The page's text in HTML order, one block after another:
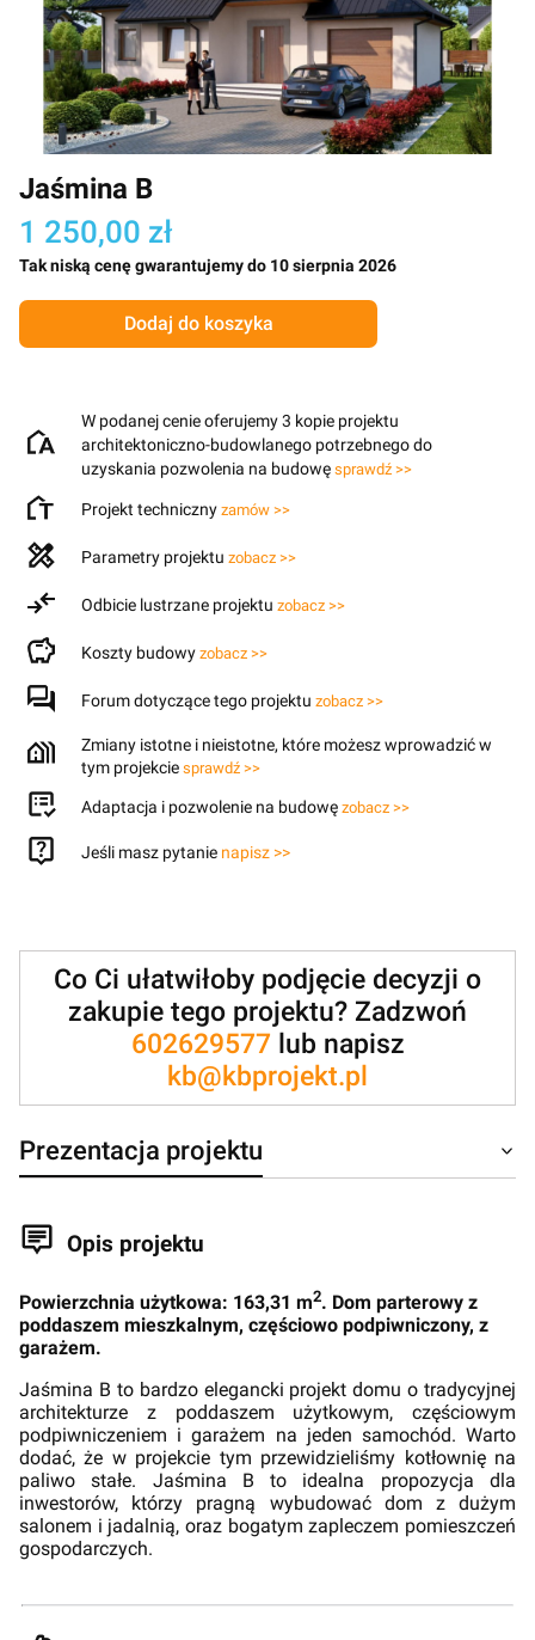
Jaśmina B
1 250,00 zł
Tak niską cenę gwarantujemy do 10 sierpnia 2026
Dodaj do koszyka
W podanej cenie oferujemy 3 kopie projektu
architektoniczno-budowlanego potrzebnego do
uzyskania pozwolenia na budowę sprawdź >>
Projekt techniczny zamów >>
Parametry projektu zobacz >>
Odbicie lustrzane projektu zobacz >>
Koszty budowy zobacz >>
Forum dotyczące tego projektu zobacz >>
Zmiany istotne i nieistotne, które możesz wprowadzić w
tym projekcie sprawdź >>
Adaptacja i pozwolenie na budowę zobacz >>
Jeśli masz pytanie napisz >>
Co Ci ułatwiłoby podjęcie decyzji o
zakupie tego projektu? Zadzwoń
602629577lub napisz
kb@kbprojekt.pl
Prezentacja projektu
Opis projektu
Powierzchnia użytkowa: 163,31 m2. Dom parterowy z
poddaszem mieszkalnym, częściowo podpiwniczony, z
garażem.
Jaśmina B to bardzo elegancki projekt domu o tradycyjnej
architekturze z poddaszem użytkowym, częściowym
podpiwniczeniem i garażem na jeden samochód. Warto
dodać, że w projekcie tym przewidzieliśmy kotłownię na
paliwo stałe. Jaśmina B to idealna propozycja dla
inwestorów, którzy pragną wybudować dom z dużym
salonem i jadalnią, oraz bogatym zapleczem pomieszczeń
gospodarczych.